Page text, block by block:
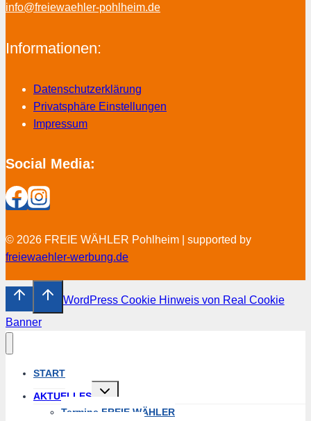
info@freiewaehler-pohlheim.de
Informationen:
Datenschutzerklärung
Privatsphäre Einstellungen
Impressum
Social Media:
© 2026 FREIE WÄHLER Pohlheim | supported by
freiewaehler-werbung.de
WordPress Cookie Hinweis von Real Cookie
Banner
START
AKTUELLES
Untermenü
umschalten
Termine FREIE WÄHLER